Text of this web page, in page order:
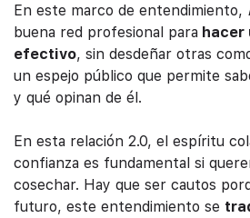
En este marco de entendimiento,
buena red profesional para hacer
efectivo, sin desdeñar otras
un espejo público que permite
y qué opinan de él.
En esta relación 2.0, el espíritu
confianza es fundamental si
cosechar. Hay que ser cautos
futuro, este entendimiento se